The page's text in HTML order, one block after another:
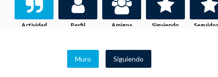
Actividad Perfil Amigos Siguiendo
Muro Siguiendo